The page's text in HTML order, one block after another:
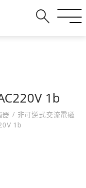
1b
器/ 非可逆式交流電磁
1b